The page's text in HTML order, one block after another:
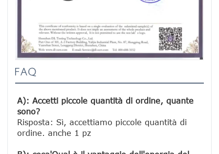
FAQ
A): Accetti piccole quantità di ordine, quante
sono?
Risposta: Sì, accettiamo piccole quantità di
ordine. anche 1 pz